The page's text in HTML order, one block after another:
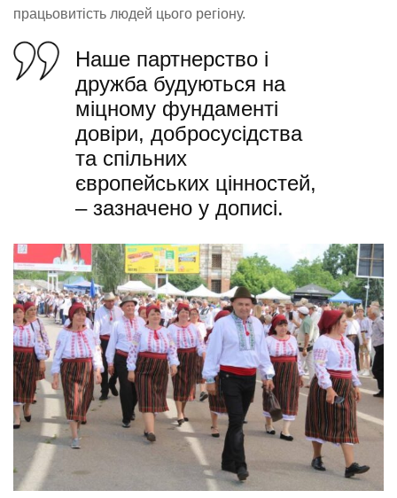
працьовитість людей цього регіону.
Наше партнерство і
дружба будуються на
міцному фундаменті
довіри, добросусідства
та спільних
європейських цінностей,
– зазначено у дописі.